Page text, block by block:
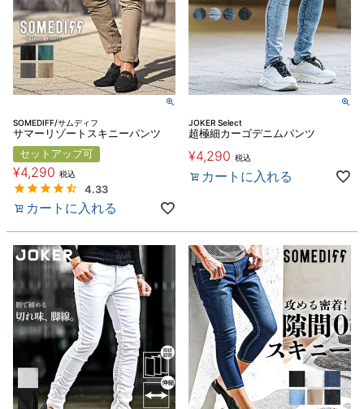
SOMEDIFF/サムディフ
サマーリゾートスキニーパンツ
セットアップ可
¥4,290 税込
4.33
カートに入れる
JOKER Select
超極細カーゴデニムパンツ
¥4,290 税込
カートに入れる